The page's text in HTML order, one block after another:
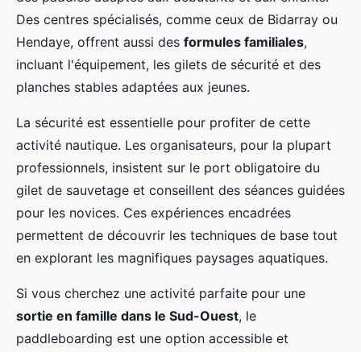
Des centres spécialisés, comme ceux de Bidarray ou
Hendaye, offrent aussi des formules familiales,
incluant l'équipement, les gilets de sécurité et des
planches stables adaptées aux jeunes.
La sécurité est essentielle pour profiter de cette
activité nautique. Les organisateurs, pour la plupart
professionnels, insistent sur le port obligatoire du
gilet de sauvetage et conseillent des séances guidées
pour les novices. Ces expériences encadrées
permettent de découvrir les techniques de base tout
en explorant les magnifiques paysages aquatiques.
Si vous cherchez une activité parfaite pour une
sortie en famille dans le Sud-Ouest, le
paddleboarding est une option accessible et